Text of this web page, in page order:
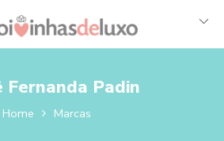
Fernanda Padin
Home Marcas